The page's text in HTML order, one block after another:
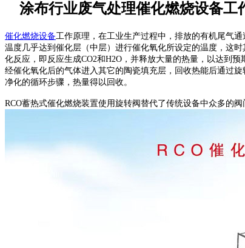
涂布行业废气处理催化燃烧设备工
催化燃烧设备工作原理，在工业生产过程中，排放的有机尾气
温度几乎达到催化层（中层）进行催化氧化所设定的温度，这
化反应，即反应生成CO2和H2O，并释放大量的热量，以达到预
经催化氧化后的气体进入其它的陶瓷填充层，回收热能后通过
净化的循环步骤，热量得以回收。
RCO蓄热式催化燃烧装置使用旋转阀替代了传统设备中众多的